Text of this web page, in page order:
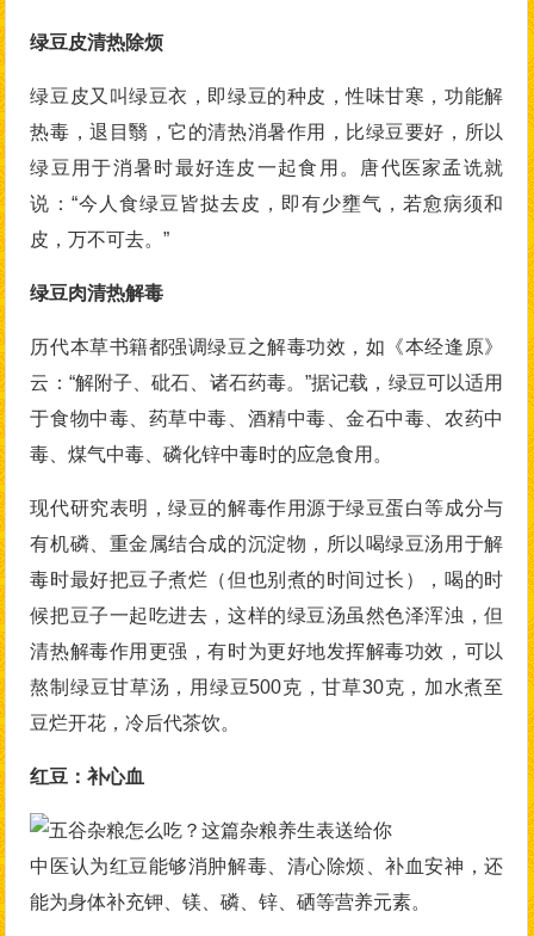
绿豆皮清热除烦
绿豆皮又叫绿豆衣，即绿豆的种皮，性味甘寒，功能解
热毒，退目翳，它的清热消暑作用，比绿豆要好，所以
绿豆用于消暑时最好连皮一起食用。唐代医家孟诜就
说：“今人食绿豆皆挞去皮，即有少壅气，若愈病须和
皮，万不可去。”
绿豆肉清热解毒
历代本草书籍都强调绿豆之解毒功效，如《本经逢原》
云：“解附子、砒石、诸石药毒。”据记载，绿豆可以适用
于食物中毒、药草中毒、酒精中毒、金石中毒、农药中
毒、煤气中毒、磷化锌中毒时的应急食用。
现代研究表明，绿豆的解毒作用源于绿豆蛋白等成分与
有机磷、重金属结合成的沉淀物，所以喝绿豆汤用于解
毒时最好把豆子煮烂（但也别煮的时间过长），喝的时
候把豆子一起吃进去，这样的绿豆汤虽然色泽浑浊，但
清热解毒作用更强，有时为更好地发挥解毒功效，可以
熬制绿豆甘草汤，用绿豆500克，甘草30克，加水煮至
豆烂开花，冷后代茶饮。
红豆：补心血
中医认为红豆能够消肿解毒、清心除烦、补血安神，还
能为身体补充钾、镁、磷、锌、硒等营养元素。